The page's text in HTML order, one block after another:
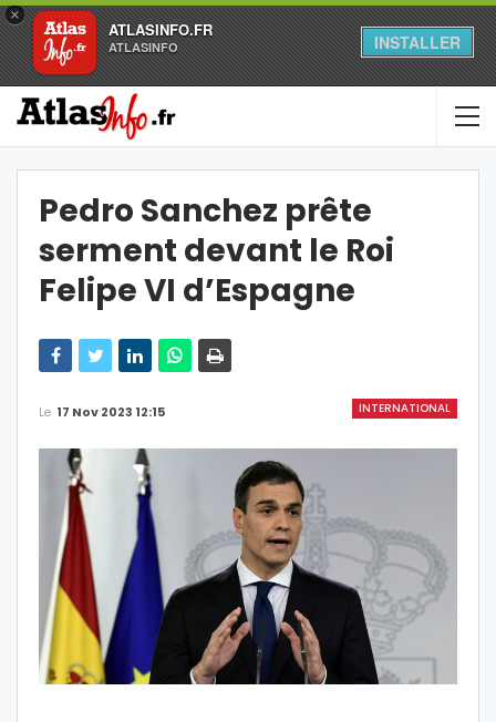
×
ATLASINFO.FR
ATLASINFO INSTALLER
Pedro Sanchez prête
serment devant le Roi
Felipe VI d’Espagne
INTERNATIONAL
Le 17 Nov 2023 12:15